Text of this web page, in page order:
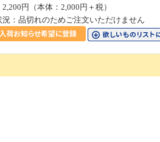
円（本体：2,000円＋税）
況：品切れのためご注文いただけません